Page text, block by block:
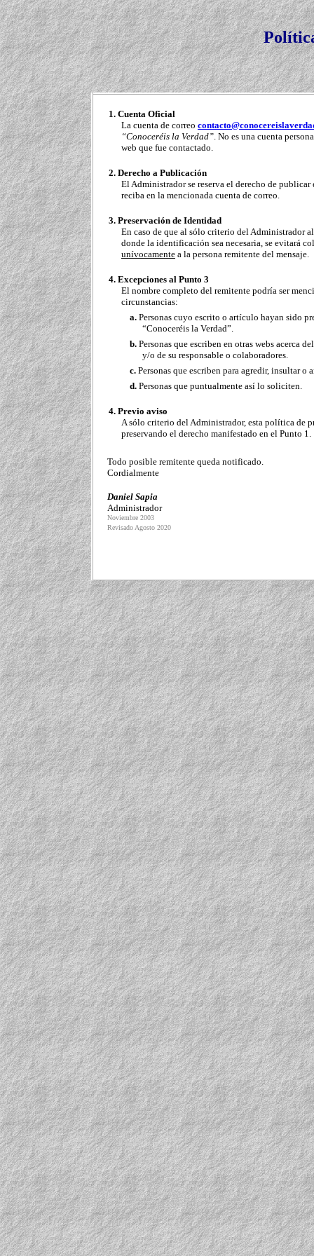
1. Cuenta Oficial
La cuenta de correo
“Conoceréis la Verdad”. No es una cuenta
web que fue contactado.
2. Derecho a Publicación
El Administrador se reserva el derecho de
reciba en la mencionada cuenta de correo.
3. Preservación de Identidad
En caso de que al sólo criterio del Administrador
donde la identificación sea necesaria, se evitará
unívocamente a la persona remitente del mensaje.
4. Excepciones al Punto 3
El nombre completo del remitente podría ser
circunstancias:
a. Personas cuyo escrito o artículo hayan sido
“Conoceréis la Verdad”.
b. Personas que escriben en otras webs acerca
y/o de su responsable o colaboradores.
c. Personas que escriben para agredir, insultar o
d. Personas que puntualmente así lo soliciten.
4. Previo aviso
A sólo criterio del Administrador, esta política de
preservando el derecho manifestado en el Punto 1.
Todo posible remitente queda notificado.
Cordialmente
Daniel Sapia
Administrador
Noviembre 2003
Revisado Agosto 2020